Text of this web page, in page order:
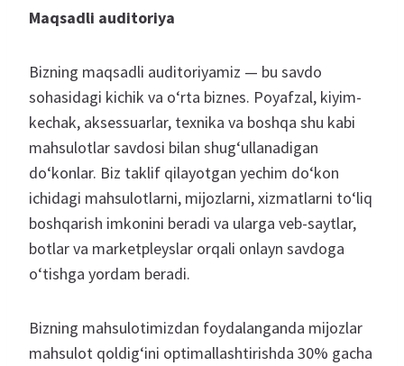
Maqsadli auditoriya
Bizning maqsadli auditoriyamiz — bu savdo
sohasidagi kichik va o‘rta biznes. Poyafzal, kiyim-
kechak, aksessuarlar, texnika va boshqa shu kabi
mahsulotlar savdosi bilan shug‘ullanadigan
do‘konlar. Biz taklif qilayotgan yechim do‘kon
ichidagi mahsulotlarni, mijozlarni, xizmatlarni to‘liq
boshqarish imkonini beradi va ularga veb-saytlar,
botlar va marketpleyslar orqali onlayn savdoga
o‘tishga yordam beradi.
Bizning mahsulotimizdan foydalanganda mijozlar
mahsulot qoldig‘ini optimallashtirishda 30% gacha